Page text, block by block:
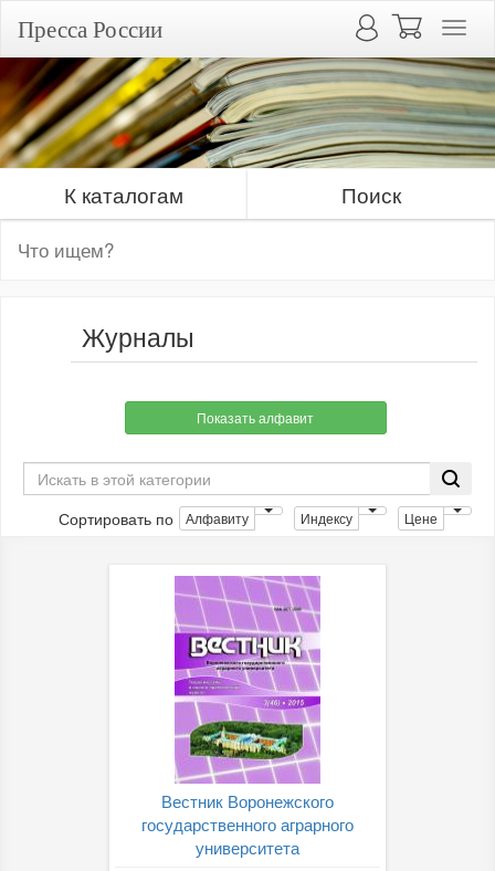
Пресса России
К каталогам Поиск
Журналы
Показать алфавит
Сортировать по Алфавиту Индексу Цене
Вестник Воронежского
государственного аграрного
университета